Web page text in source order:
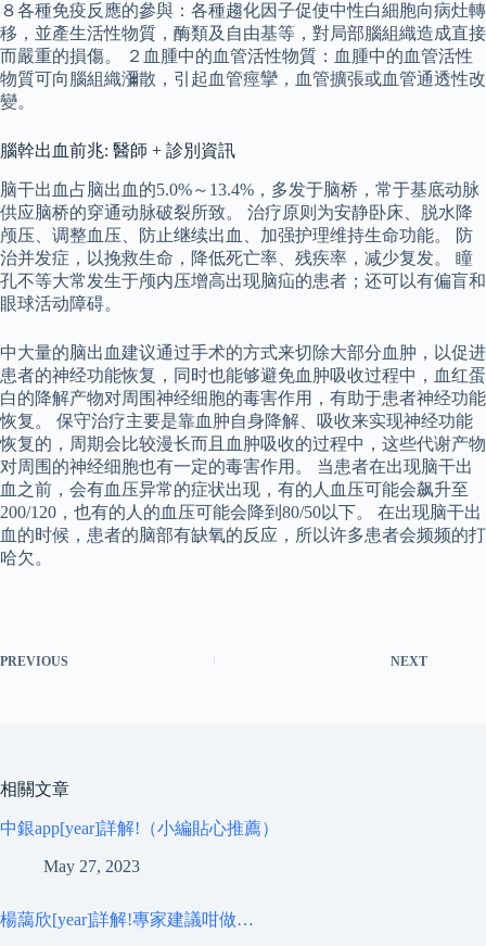
８各種免疫反應的參與：各種趨化因子促使中性白細胞向病灶轉
移，並產生活性物質，酶類及自由基等，對局部腦組織造成直接
而嚴重的損傷。 ２血腫中的血管活性物質：血腫中的血管活性
物質可向腦組織瀰散，引起血管痙攣，血管擴張或血管通透性改
變。
腦幹出血前兆: 醫師 + 診別資訊
脑干出血占脑出血的5.0%～13.4%，多发于脑桥，常于基底动脉
供应脑桥的穿通动脉破裂所致。 治疗原则为安静卧床、脱水降
颅压、调整血压、防止继续出血、加强护理维持生命功能。 防
治并发症，以挽救生命，降低死亡率、残疾率，减少复发。 瞳
孔不等大常发生于颅内压增高出现脑疝的患者；还可以有偏盲和
眼球活动障碍。
中大量的脑出血建议通过手术的方式来切除大部分血肿，以促进
患者的神经功能恢复，同时也能够避免血肿吸收过程中，血红蛋
白的降解产物对周围神经细胞的毒害作用，有助于患者神经功能
恢复。 保守治疗主要是靠血肿自身降解、吸收来实现神经功能
恢复的，周期会比较漫长而且血肿吸收的过程中，这些代谢产物
对周围的神经细胞也有一定的毒害作用。 当患者在出现脑干出
血之前，会有血压异常的症状出现，有的人血压可能会飙升至
200/120，也有的人的血压可能会降到80/50以下。 在出现脑干出
血的时候，患者的脑部有缺氧的反应，所以许多患者会频频的打
哈欠。
PREVIOUS NEXT
相關文章
中銀app[year]詳解!（小編貼心推薦）
May 27, 2023
楊藹欣[year]詳解!專家建議咁做…